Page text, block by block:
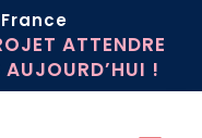
ATTENDRE
AUJOURD’HUI !